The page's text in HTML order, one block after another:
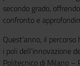
secondo grado,
confronto e
Quest’anno, il
i poli dell’innovazione
Politecnico di Milano –